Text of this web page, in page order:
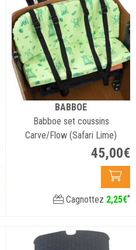
BABBOE
Babboe set coussins
Carve/Flow (Safari Lime)
45,00€
Cagnottez 2,25€*